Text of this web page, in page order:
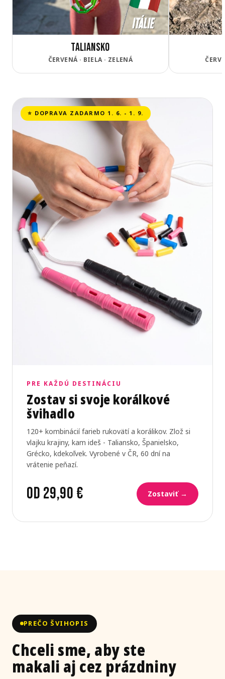
Taliansko
ČERVENÁ · BIELA · ZELENÁ
⭐ DOPRAVA ZADARMO 1. 6. - 1. 9.
PRE KAŽDÚ DESTINÁCIU
Zostav si svoje korálkové
švihadlo
120+ kombinácií farieb rukovätí a korálikov. Zlož si
vlajku krajiny, kam ideš - Taliansko, Španielsko,
Grécko, kdekoľvek. Vyrobené v ČR, 60 dní na
vrátenie peňazí.
od 29,90 € Zostaviť →
PREČO ŠVIHOPIS
Chceli sme, aby ste
makali aj cez prázdniny